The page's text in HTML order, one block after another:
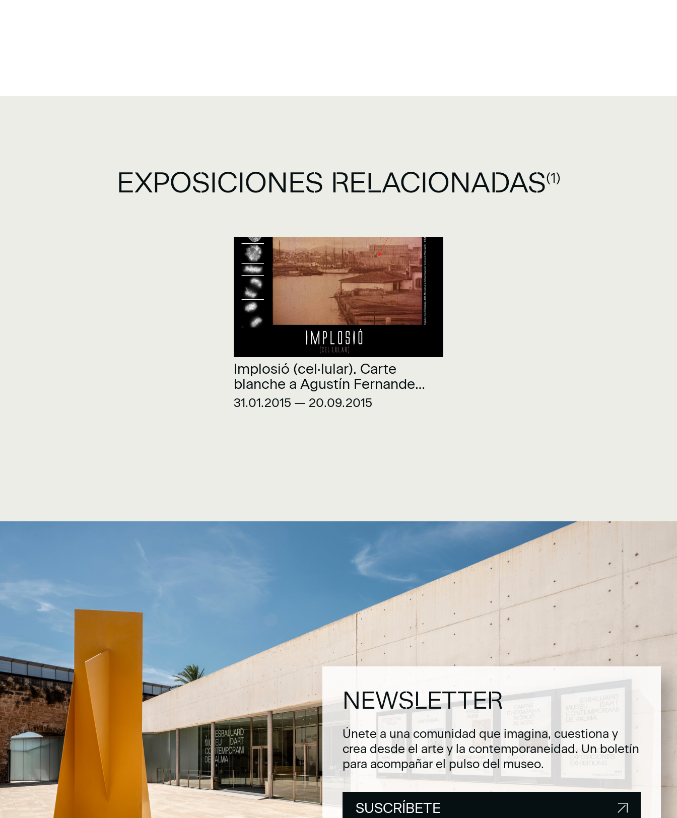
EXPOSICIONES RELACIONADAS(1)
Implosió (cel·lular). Carte
blanche a Agustín Fernandez
Mallo
31.01.2015 — 20.09.2015
NEWSLETTER
Únete a una comunidad que imagina, cuestiona y
crea desde el arte y la contemporaneidad. Un boletín
para acompañar el pulso del museo.
SUSCRÍBETE